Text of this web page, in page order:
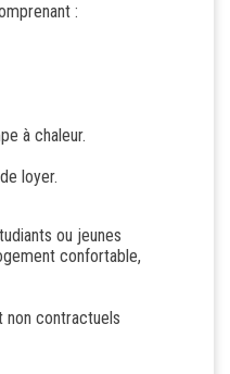
:
à chaleur.
loyer.
ou jeunes
confortable,
contractuels